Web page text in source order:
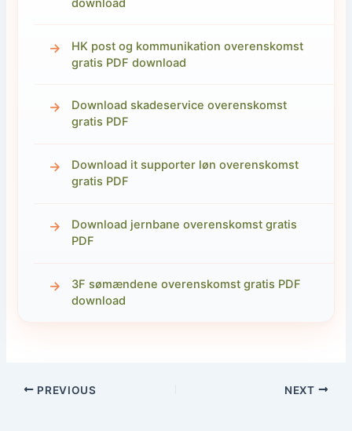
download
HK post og kommunikation overenskomst
gratis PDF download
Download skadeservice overenskomst
gratis PDF
Download it supporter løn overenskomst
gratis PDF
Download jernbane overenskomst gratis
PDF
3F sømændene overenskomst gratis PDF
download
PREVIOUS NEXT